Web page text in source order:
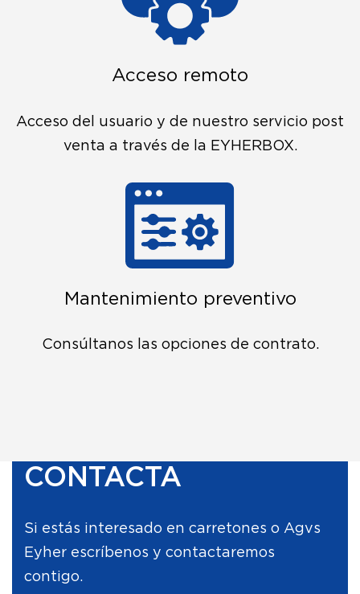
Acceso remoto
Acceso del usuario y de nuestro servicio post
venta a través de la EYHERBOX.
Mantenimiento preventivo
Consúltanos las opciones de contrato.
CONTACTA
Si estás interesado en carretones o Agvs
Eyher escríbenos y contactaremos
contigo.